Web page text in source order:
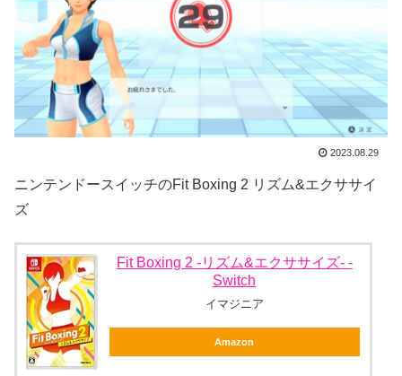
2023.08.29
ニンテンドースイッチのFit Boxing 2 リズム&エクササイ
ズ
Fit Boxing 2 -リズム&エクササイズ- -
Switch
イマジニア
Amazon